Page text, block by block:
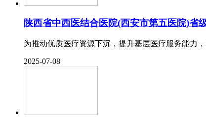
陕西省中西医结合医院(西安市第五医院)省
为推动优质医疗资源下沉，提升基层医疗服务能力
2025-07-08